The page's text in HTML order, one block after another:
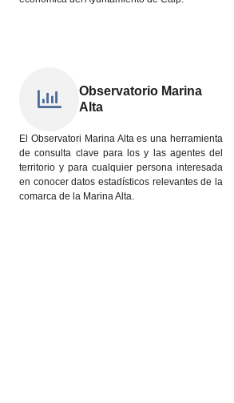
Observatorio Marina
Alta
El Observatori Marina Alta es una herramienta
de consulta clave para los y las agentes del
territorio y para cualquier persona interesada
en conocer datos estadísticos relevantes de la
comarca de la Marina Alta.